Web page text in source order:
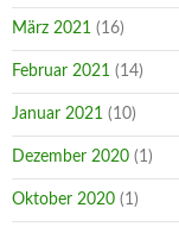
März 2021 (16)
Februar 2021 (14)
Januar 2021 (10)
Dezember 2020 (1)
Oktober 2020 (1)